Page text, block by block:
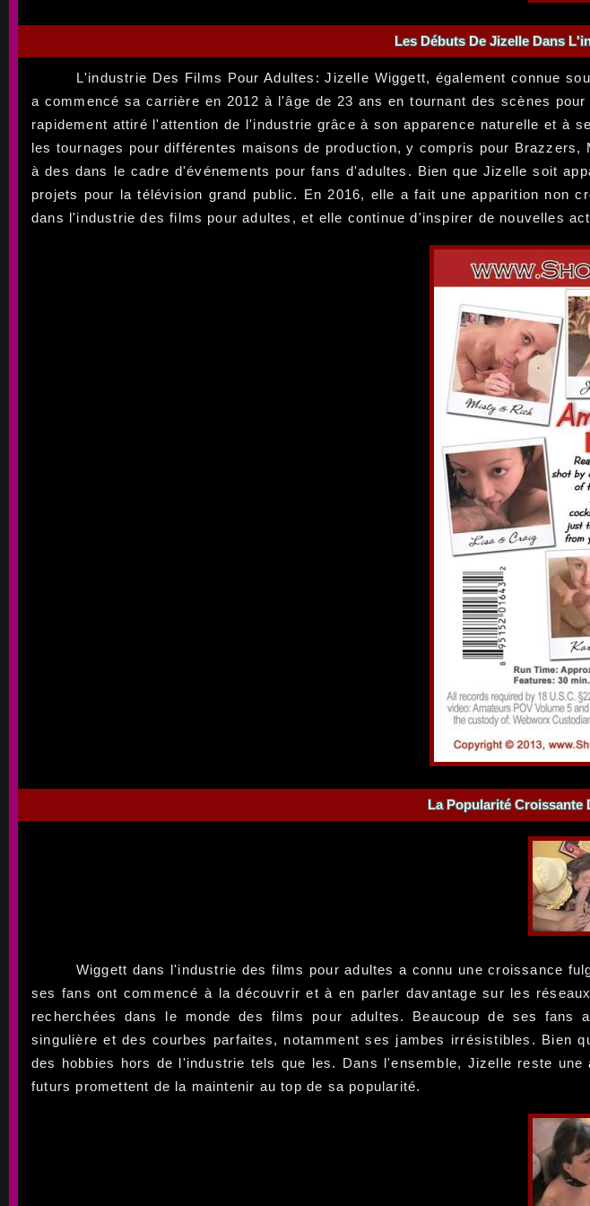
Les Débuts De Jizelle Dans
L'industrie Des Films Pour Adultes: Jizelle Wiggett, également connue
a commencé sa carrière en 2012 à l'âge de 23 ans en tournant des scènes
rapidement attiré l'attention de l'industrie grâce à son apparence naturelle et à
les tournages pour différentes maisons de production, y compris pour
à des dans le cadre d'événements pour fans d'adultes. Bien que Jizelle soit
projets pour la télévision grand public. En 2016, elle a fait une apparition non
dans l'industrie des films pour adultes, et elle continue d'inspirer de nouvelles
La Popularité Croissante
Wiggett dans l'industrie des films pour adultes a connu une croissance
ses fans ont commencé à la découvrir et à en parler davantage sur les
recherchées dans le monde des films pour adultes. Beaucoup de ses
singulière et des courbes parfaites, notamment ses jambes irrésistibles.
des hobbies hors de l'industrie tels que les. Dans l'ensemble, Jizelle reste
futurs promettent de la maintenir au top de sa popularité.